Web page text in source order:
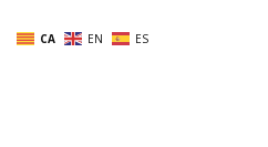
CA EN ES